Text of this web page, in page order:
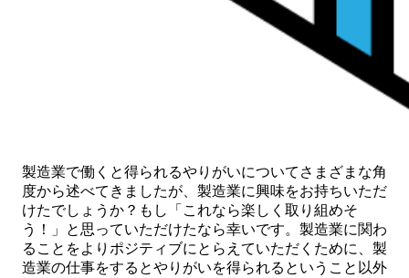
製造業で働くと得られるやりがいについてさまざまな角
度から述べてきましたが、製造業に興味をお持ちいただ
けたでしょうか？もし「これなら楽しく取り組めそ
う！」と思っていただけたなら幸いです。製造業に関わ
ることをよりポジティブにとらえていただくために、製
造業の仕事をするとやりがいを得られるということ以外